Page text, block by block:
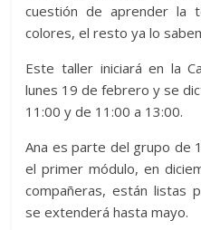
cuestión de aprender la
colores, el resto ya lo
Este taller iniciará en la
lunes 19 de febrero y se
11:00 y de 11:00 a 13:00.
Ana es parte del grupo de
el primer módulo, en
compañeras, están listas
se extenderá hasta mayo.